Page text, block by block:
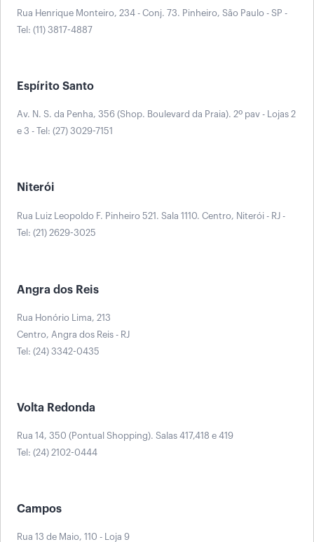
Rua Henrique Monteiro, 234 - Conj. 73. Pinheiro, São Paulo - SP -
Tel: (11) 3817-4887
Espírito Santo
Av. N. S. da Penha, 356 (Shop. Boulevard da Praia). 2º pav - Lojas 2
e 3 - Tel: (27) 3029-7151
Niterói
Rua Luiz Leopoldo F. Pinheiro 521. Sala 1110. Centro, Niterói - RJ -
Tel: (21) 2629-3025
Angra dos Reis
Rua Honório Lima, 213
Centro, Angra dos Reis - RJ
Tel: (24) 3342-0435
Volta Redonda
Rua 14, 350 (Pontual Shopping). Salas 417,418 e 419
Tel: (24) 2102-0444
Campos
Rua 13 de Maio, 110 - Loja 9